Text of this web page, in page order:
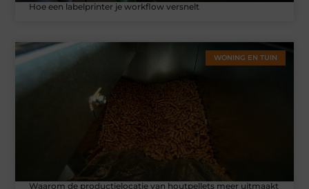
Hoe een labelprinter je workflow versnelt
WONING EN TUIN
Waarom de productielocatie van houtpellets meer uitmaakt